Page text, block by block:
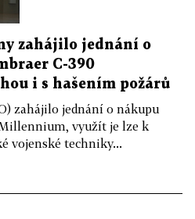
zahájilo jednání o
C-390
i s hašením požárů
zahájilo jednání o nákupu
využít je lze k
vojenské techniky...